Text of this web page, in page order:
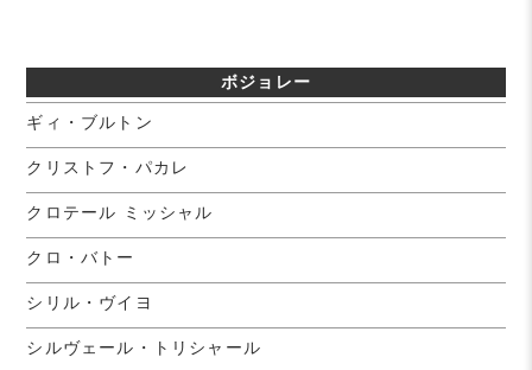
ボジョレー
ギィ・ブルトン
クリストフ・パカレ
クロテール ミッシャル
クロ・バトー
シリル・ヴイヨ
シルヴェール・トリシャール